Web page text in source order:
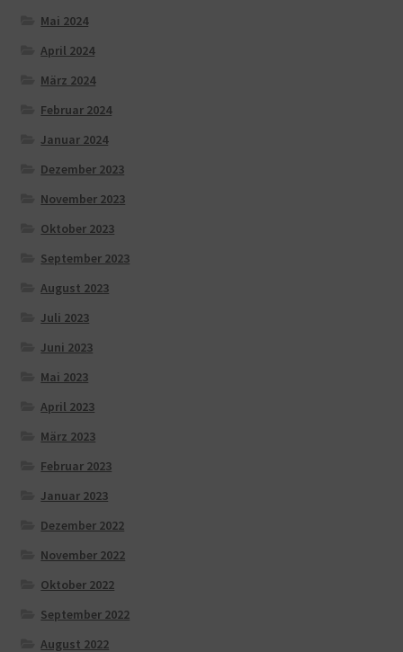
Mai 2024
April 2024
März 2024
Februar 2024
Januar 2024
Dezember 2023
November 2023
Oktober 2023
September 2023
August 2023
Juli 2023
Juni 2023
Mai 2023
April 2023
März 2023
Februar 2023
Januar 2023
Dezember 2022
November 2022
Oktober 2022
September 2022
August 2022